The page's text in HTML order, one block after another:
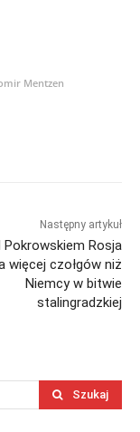
Mentzen
Następny artykuł
Pokrowskiem Rosja
więcej czołgów niż
Niemcy w bitwie
stalingradzkiej
Szukaj